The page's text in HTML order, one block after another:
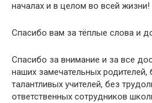
началах и в целом во всей жизни!
Спасибо вам за тёплые слова и
Спасибо за внимание и за все
наших замечательных
талантливых учителей, без
ответственных сотрудников